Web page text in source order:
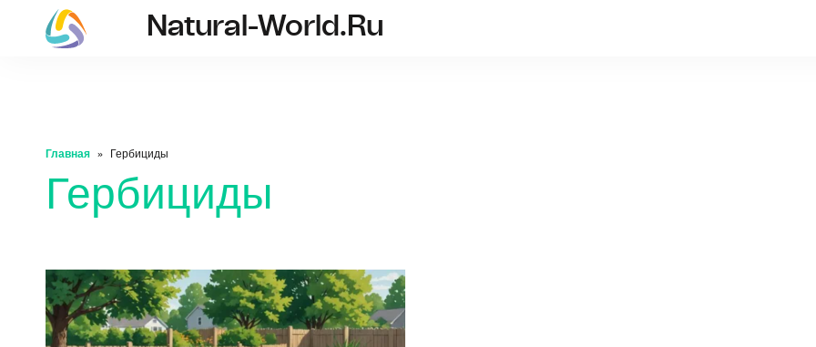
natural-world.ru
Natural-World.ru
Главная Гербициды
Гербициды